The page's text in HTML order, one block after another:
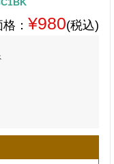
： ¥980(税込)